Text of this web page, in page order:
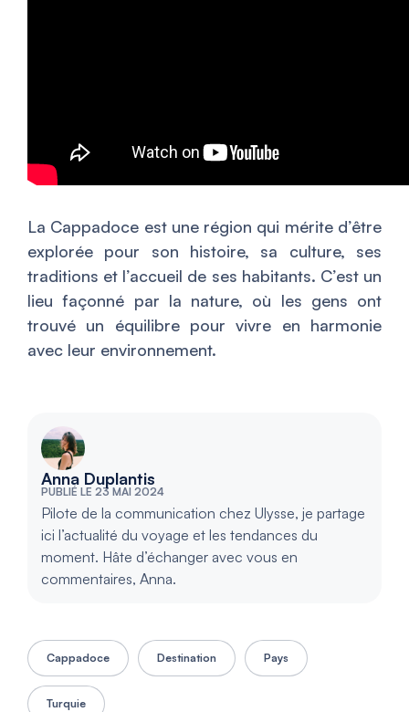
La Cappadoce est une région qui mérite d’être
explorée pour son histoire, sa culture, ses
traditions et l’accueil de ses habitants. C’est un
lieu façonné par la nature, où les gens ont
trouvé un équilibre pour vivre en harmonie
avec leur environnement.
Anna Duplantis
PUBLIÉ LE 23 MAI 2024
Pilote de la communication chez Ulysse, je partage
ici l’actualité du voyage et les tendances du
moment. Hâte d’échanger avec vous en
commentaires, Anna.
Cappadoce Destination Pays
Turquie